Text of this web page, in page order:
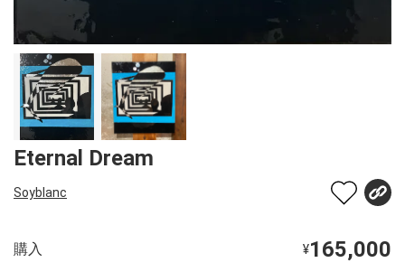
Eternal Dream
Soyblanc
購入 ¥165,000